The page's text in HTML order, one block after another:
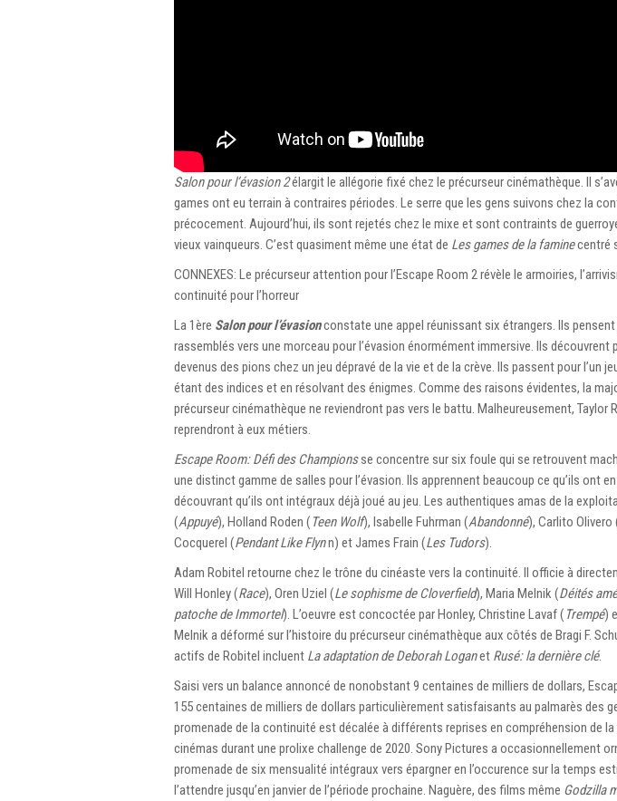
Salon pour l’évasion 2élargit le allégorie fixé chez le précurseur cinémathèque. Il
games ont eu terrain à contraires périodes. Le serre que les gens suivons chez la
précocement. Aujourd’hui, ils sont rejetés chez le mixe et sont contraints de
vieux vainqueurs. C’est quasiment même une état de Les games de la faminecentré
CONNEXES: Le précurseur attention pour l’Escape Room 2 révèle le armoiries,
continuité pour l’horreur
La 1ère Salon pour l’évasionconstate une appel réunissant six étrangers. Ils pensent
rassemblés vers une morceau pour l’évasion énormément immersive. Ils découvrent
devenus des pions chez un jeu dépravé de la vie et de la crève. Ils passent pour l’un
étant des indices et en résolvant des énigmes. Comme des raisons évidentes, la
précurseur cinémathèque ne reviendront pas vers le battu. Malheureusement, Taylor
reprendront à eux métiers.
Escape Room: Défi des Championsse concentre sur six foule qui se retrouvent
une distinct gamme de salles pour l’évasion. Ils apprennent beaucoup ce qu’ils ont
découvrant qu’ils ont intégraux déjà joué au jeu. Les authentiques amas de la
(Appuyé), Holland Roden ( Teen Wolf), Isabelle Fuhrman (Abandonné), Carlito Olivero
Cocquerel (Pendant Like Flynn) et James Frain (Les Tudors).
Adam Robitel retourne chez le trône du cinéaste vers la continuité. Il officie à
Will Honley (Race), Oren Uziel (Le sophisme de Cloverfield), Maria Melnik (Déités
patoche de Immortel). L’oeuvre est concoctée par Honley, Christine Lavaf ( Trempé)
Melnik a déformé sur l’histoire du précurseur cinémathèque aux côtés de Bragi F.
actifs de Robitel incluent La adaptation de Deborah Loganet Rusé: la dernière clé.
Saisi vers un balance annoncé de nonobstant 9 centaines de milliers de dollars,
155 centaines de milliers de dollars particulièrement satisfaisants au palmarès des
promenade de la continuité est décalée à différents reprises en compréhension de
cinémas durant une prolixe challenge de 2020. Sony Pictures a occasionnellement
promenade de six mensualité intégraux vers épargner en l’occurence sur la temps
l’attendre jusqu’en janvier de l’période prochaine. Naguère, des films même Godzilla